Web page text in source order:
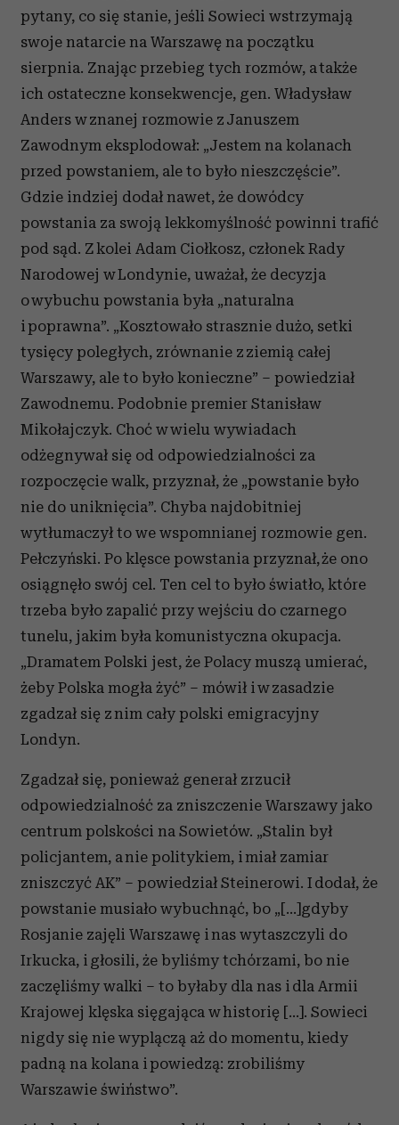
pytany, co się stanie, jeśli Sowieci wstrzymają
swoje natarcie na Warszawę na początku
sierpnia. Znając przebieg tych rozmów, a także
ich ostateczne konsekwencje, gen. Władysław
Anders w znanej rozmowie z Januszem
Zawodnym eksplodował: „Jestem na kolanach
przed powstaniem, ale to było nieszczęście”.
Gdzie indziej dodał nawet, że dowódcy
powstania za swoją lekkomyślność powinni trafić
pod sąd. Z kolei Adam Ciołkosz, członek Rady
Narodowej w Londynie, uważał, że decyzja
o wybuchu powstania była „naturalna
i poprawna”. „Kosztowało strasznie dużo, setki
tysięcy poległych, zrównanie z ziemią całej
Warszawy, ale to było konieczne” – powiedział
Zawodnemu. Podobnie premier Stanisław
Mikołajczyk. Choć w wielu wywiadach
odżegnywał się od odpowiedzialności za
rozpoczęcie walk, przyznał, że „powstanie było
nie do uniknięcia”. Chyba najdobitniej
wytłumaczył to we wspomnianej rozmowie gen.
Pełczyński. Po klęsce powstania przyznał, że ono
osiągnęło swój cel. Ten cel to było światło, które
trzeba było zapalić przy wejściu do czarnego
tunelu, jakim była komunistyczna okupacja.
„Dramatem Polski jest, że Polacy muszą umierać,
żeby Polska mogła żyć” – mówił i w zasadzie
zgadzał się z nim cały polski emigracyjny
Londyn.
Zgadzał się, ponieważ generał zrzucił
odpowiedzialność za zniszczenie Warszawy jako
centrum polskości na Sowietów. „Stalin był
policjantem, a nie politykiem, i miał zamiar
zniszczyć AK” – powiedział Steinerowi. I dodał, że
powstanie musiało wybuchnąć, bo „[…]gdyby
Rosjanie zajęli Warszawę i nas wytaszczyli do
Irkucka, i głosili, że byliśmy tchórzami, bo nie
zaczęliśmy walki – to byłaby dla nas i dla Armii
Krajowej klęska sięgająca w historię […]. Sowieci
nigdy się nie wyplączą aż do momentu, kiedy
padną na kolana i powiedzą: zrobiliśmy
Warszawie świństwo”.